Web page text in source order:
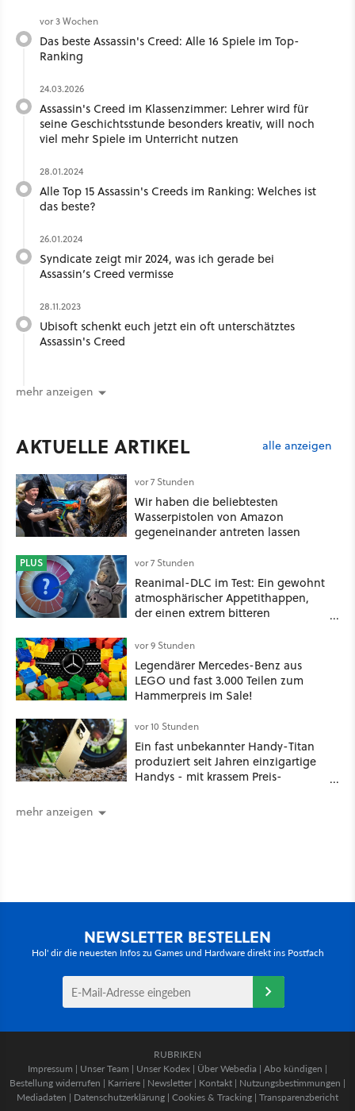
vor 3 Wochen
Das beste Assassin's Creed: Alle 16 Spiele im Top-
Ranking
24.03.2026
Assassin's Creed im Klassenzimmer: Lehrer wird für
seine Geschichtsstunde besonders kreativ, will noch
viel mehr Spiele im Unterricht nutzen
28.01.2024
Alle Top 15 Assassin's Creeds im Ranking: Welches ist
das beste?
26.01.2024
Syndicate zeigt mir 2024, was ich gerade bei
Assassin’s Creed vermisse
28.11.2023
Ubisoft schenkt euch jetzt ein oft unterschätztes
Assassin's Creed
mehr anzeigen
AKTUELLE ARTIKEL alle anzeigen
vor 7 Stunden
Wir haben die beliebtesten
Wasserpistolen von Amazon
gegeneinander antreten lassen
PLUS vor 7 Stunden
Reanimal-DLC im Test: Ein gewohnt
atmosphärischer Appetithappen,
der einen extrem bitteren
vor 9 Stunden
Legendärer Mercedes-Benz aus
LEGO und fast 3.000 Teilen zum
Hammerpreis im Sale!
vor 10 Stunden
Ein fast unbekannter Handy-Titan
produziert seit Jahren einzigartige
Handys - mit krassem Preis-
mehr anzeigen
NEWSLETTER BESTELLEN
Hol' dir die neuesten Infos zu Games und Hardware direkt ins Postfach
RUBRIKEN
Impressum | Unser Team | Unser Kodex | Über Webedia | Abo kündigen |
Bestellung widerrufen | Karriere | Newsletter | Kontakt | Nutzungsbestimmungen |
Mediadaten | Datenschutzerklärung | Cookies & Tracking | Transparenzbericht